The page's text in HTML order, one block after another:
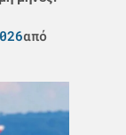
από